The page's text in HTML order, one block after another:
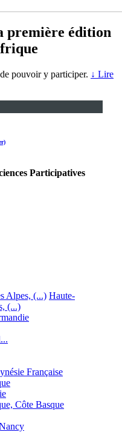
première édition
pouvoir y participer. ↓ Lire
Participatives
Alpes, (...) Haute-
(...)
Française
Côte Basque